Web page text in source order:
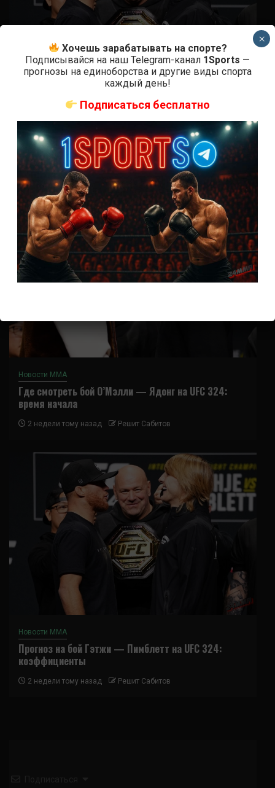
Где смотреть бой Гэтжи — Пимблетт на UFC 324:
время начала
2 недели тому назад Решит Сабитов
Новости ММА
Где смотреть бой О’Мэлли — Ядонг на UFC 324:
время начала
2 недели тому назад Решит Сабитов
Новости ММА
Прогноз на бой Гэтжи — Пимблетт на UFC 324:
коэффициенты
2 недели тому назад Решит Сабитов
Хочешь зарабатывать на спорте?
Подписывайся на наш Telegram-канал 1Sports —
прогнозы на единоборства и другие виды спорта
каждый день!
Подписаться бесплатно
×